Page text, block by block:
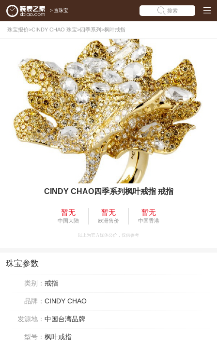
> 查珠宝 搜索
珠宝报价>CINDY CHAO 珠宝>四季系列 >枫叶戒指
CINDY CHAO四季系列枫叶戒指 戒指
暂无
中国大陆
暂无
欧洲售价
暂无
中国香港
以上为官方媒体公价，仅供参考
珠宝参数
类别： 戒指
品牌： CINDY CHAO
发源地： 中国台湾品牌
型号： 枫叶戒指